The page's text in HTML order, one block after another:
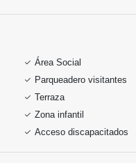
Área Social
Parqueadero visitantes
Terraza
Zona infantil
Acceso discapacitados